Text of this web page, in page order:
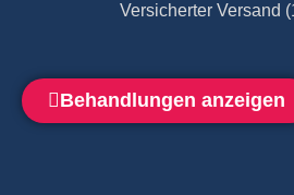
Versicherter Versand
Behandlungen anzeigen